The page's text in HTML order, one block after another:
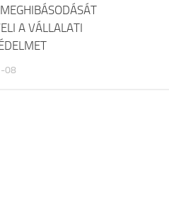
A VÁLLALATI
08